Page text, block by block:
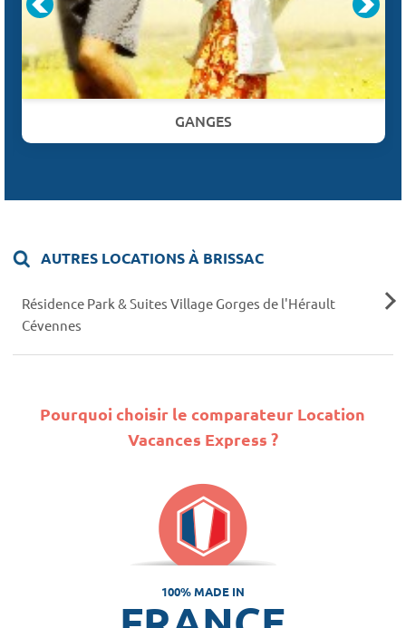
GANGES
AUTRES LOCATIONS À BRISSAC
Résidence Park & Suites Village Gorges de l'Hérault
Cévennes
Pourquoi choisir le comparateur Location
Vacances Express ?
100% MADE IN